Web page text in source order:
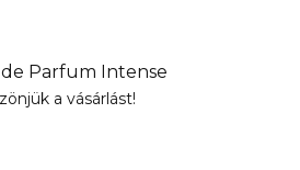
Parfum Intense
a vásárlást!